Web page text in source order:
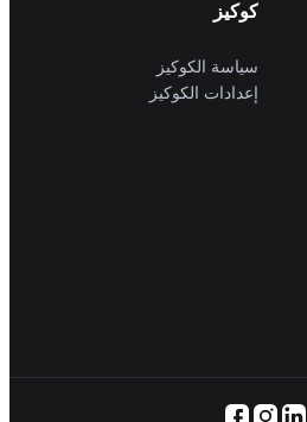
كوكيز
سياسة الكوكيز
إعدادات الكوكيز